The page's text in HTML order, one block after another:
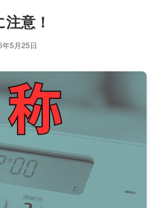
意！
5月25日